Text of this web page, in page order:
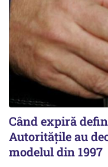
Când expiră
Autoritățile au
modelul din 1997